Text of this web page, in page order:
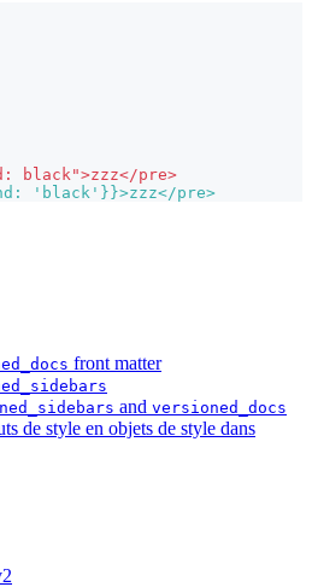
black">zzz</pre>
'black'}}>zzz</pre>
front matter
and versioned_docs
de style en objets de style dans